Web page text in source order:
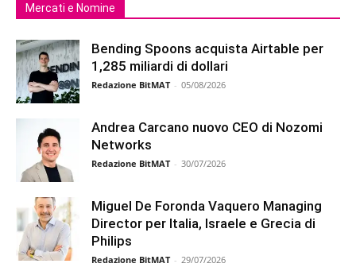
Mercati e Nomine
Bending Spoons acquista Airtable per
1,285 miliardi di dollari
Redazione BitMAT - 05/08/2026
Andrea Carcano nuovo CEO di Nozomi
Networks
Redazione BitMAT - 30/07/2026
Miguel De Foronda Vaquero Managing
Director per Italia, Israele e Grecia di
Philips
Redazione BitMAT - 29/07/2026